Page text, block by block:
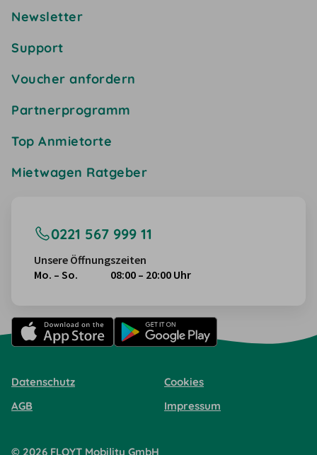
Newsletter
Support
Voucher anfordern
Partnerprogramm
Top Anmietorte
Mietwagen Ratgeber
0221 567 999 11
Unsere Öffnungszeiten
Mo. – So.
08:00 – 20:00 Uhr
Datenschutz
Cookies
AGB
Impressum
© 2026 FLOYT Mobility GmbH